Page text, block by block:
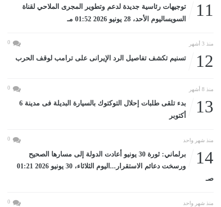
11
توجيهات رئاسية جديدة لدعم وتطوير المجرى الملاحي لقناة
السويساليوم الأحد، 28 يونيو 2026 01:52 مـ
منذ 3 أشهر 0
12 تسنيم تكشف تفاصيل الرد الإيرانى على ترامب لوقف الحرب
منذ 8 أشهر 0
13
بدء تلقى طلبات إحلال التوكتوك بالسيارة البديلة فى مدينة 6
أكتوبر
منذ شهر واحد 0
14
برلماني: ثورة 30 يونيو أعادت الدولة إلى مسارها الصحيح
ورسخت دعائم الاستقرار...اليوم الثلاثاء، 30 يونيو 2026 01:21
صـ
منذ شهر واحد 0